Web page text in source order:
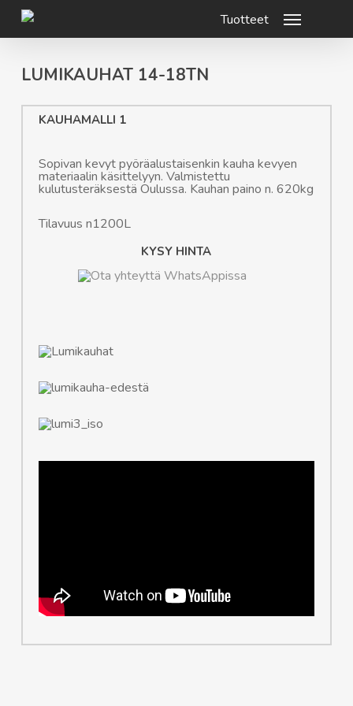
Skip
content
Menu
LUMIKAUHAT 14-18TN
KAUHAMALLI 1
Sopivan kevyt pyöräalustaisenkin kauha kevyen
materiaalin käsittelyyn. Valmistettu
kulutusteräksestä Oulussa. Kauhan paino n. 620kg
Tilavuus n1200L
KYSY HINTA